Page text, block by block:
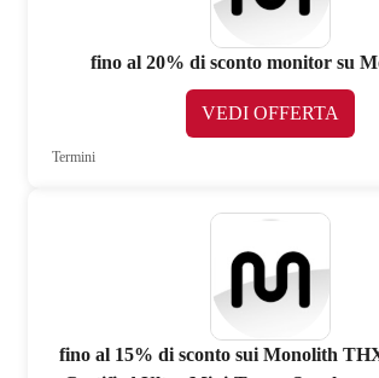
fino al 20% di sconto monitor su
VEDI OFFERTA
Termini
fino al 15% di sconto sui Monolith